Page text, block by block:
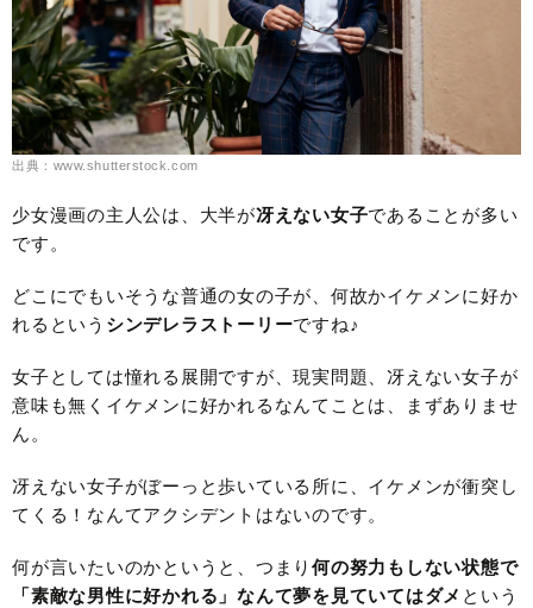
出典：www.shutterstock.com
少女漫画の主人公は、大半が冴えない女子であることが多い
です。
どこにでもいそうな普通の女の子が、何故かイケメンに好か
れるという シンデレラストーリーですね♪
女子としては憧れる展開ですが、現実問題、冴えない女子が
意味も無くイケメンに好かれるなんてことは、まずありませ
ん。
冴えない女子がぼーっと歩いている所に、イケメンが衝突し
てくる！なんてアクシデントはないのです。
何が言いたいのかというと、つまり 何の努力もしない状態で
「素敵な男性に好かれる」なんて夢を見ていてはダメ という